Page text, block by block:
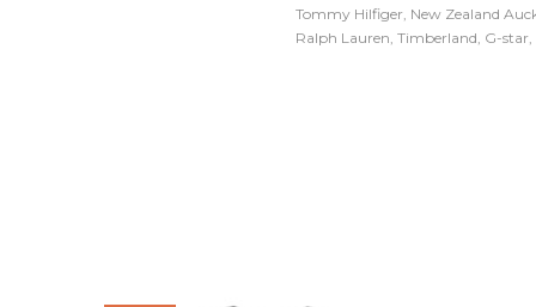
Tommy Hilfiger, New Zealand
Ralph Lauren, Timberland, G-star,